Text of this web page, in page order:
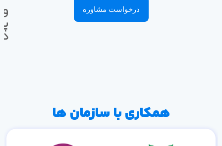
درخواست مشاوره
همکاری با سازمان ها